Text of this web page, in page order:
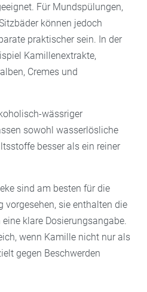
Für Mundspülungen,
können jedoch
praktischer sein. In der
Kamillenextrakte,
Cremes und
wässriger
sowohl wasserlösliche
besser als ein reiner
sind am besten für die
vorgesehen, sie enthalten die
klare Dosierungsangabe.
wenn Kamille nicht nur als
gegen Beschwerden